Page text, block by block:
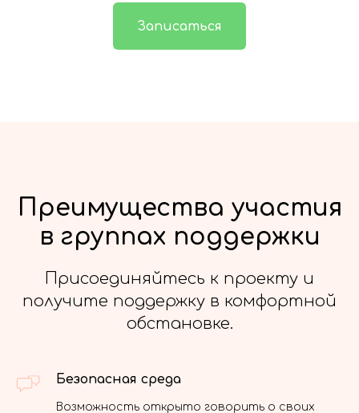
Записаться
Преимущества участия
в группах поддержки
Присоединяйтесь к проекту и
получите поддержку в комфортной
обстановке.
Безопасная среда
Возможность открыто говорить о своих